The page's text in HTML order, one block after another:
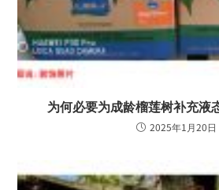
为何必要为成龄榴莲树补充液
2025年1月20日